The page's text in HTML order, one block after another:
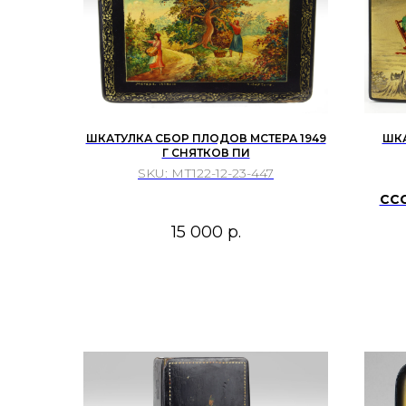
ШКАТУЛКА СБОР ПЛОДОВ МСТЕРА 1949
Г СНЯТКОВ ПИ
SKU: МТ122-12-23-447
15 000 р.